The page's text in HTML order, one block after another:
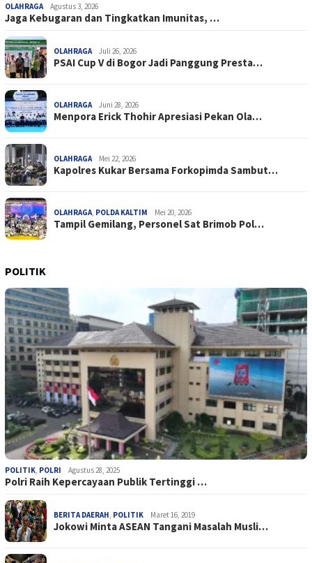
OLAHRAGA Agustus 3, 2026
Jaga Kebugaran dan Tingkatkan Imunitas, …
OLAHRAGA Juli 26, 2026
PSAI Cup V di Bogor Jadi Panggung Presta…
OLAHRAGA Juni 28, 2026
Menpora Erick Thohir Apresiasi Pekan Ola…
OLAHRAGA Mei 22, 2026
Kapolres Kukar Bersama Forkopimda Sambut…
OLAHRAGA POLDA KALTIM Mei 20, 2026
Tampil Gemilang, Personel Sat Brimob Pol…
POLITIK
POLITIK POLRI Agustus 28, 2025
Polri Raih Kepercayaan Publik Tertinggi …
BERITA DAERAH POLITIK Maret 16, 2019
Jokowi Minta ASEAN Tangani Masalah Musli…